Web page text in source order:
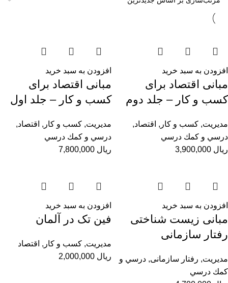
افزودن به سبد خرید
مبانی اقتصاد برای
کسب و کار – جلد دوم
مديريت, کسب و کار , اقتصاد,
درسي و كمك درسي
ریال
افزودن به سبد خرید
مبانی اقتصاد برای
کسب و کار – جلد اول
مديريت, کسب و کار , اقتصاد,
درسي و كمك درسي
ریال
افزودن به سبد خرید
مبانی زیست شناختی
رفتار سازمانی
مديريت, رفتار سازمانی, درسي و
كمك درسي
افزودن به سبد خرید
فین تک در آلمان
مديريت, کسب و کار , اقتصاد
ریال